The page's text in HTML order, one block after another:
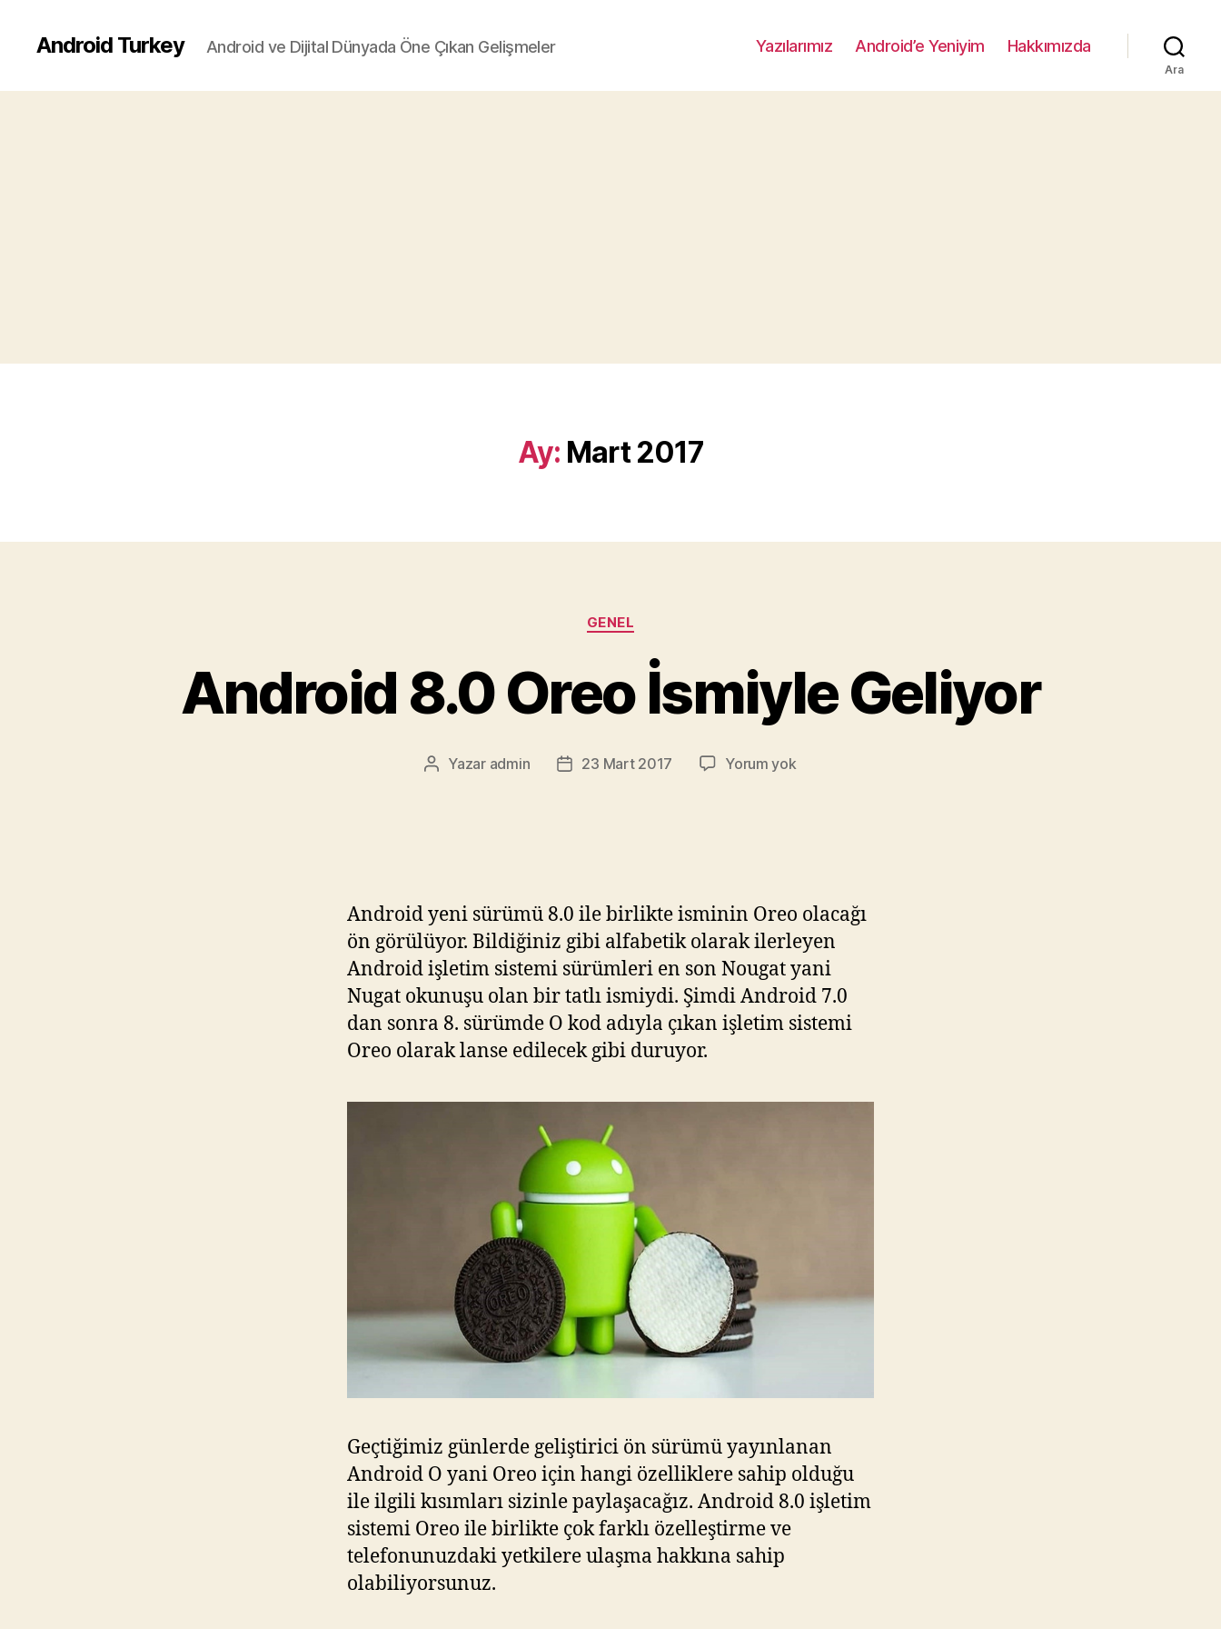
Android Turkey Android ve Dijital Dünyada Öne Çıkan Gelişmeler Yazılarımız Android’e Yeniyim Hakkımızda
Ara
Ay: Mart 2017
Kategoriler
GENEL
Android 8.0 Oreo İsmiyle Geliyor
Yazının
Yazar admin
Yazı23 Mart 2017 Yorum yokAndroid
Android yeni sürümü 8.0 ile birlikte isminin Oreo olacağı
ön görülüyor. Bildiğiniz gibi alfabetik olarak ilerleyen
Android işletim sistemi sürümleri en son Nougat yani
Nugat okunuşu olan bir tatlı ismiydi. Şimdi Android 7.0
dan sonra 8. sürümde O kod adıyla çıkan işletim sistemi
Oreo olarak lanse edilecek gibi duruyor.
Geçtiğimiz günlerde geliştirici ön sürümü yayınlanan
Android O yani Oreo için hangi özelliklere sahip olduğu
ile ilgili kısımları sizinle paylaşacağız. Android 8.0 işletim
sistemi Oreo ile birlikte çok farklı özelleştirme ve
telefonunuzdaki yetkilere ulaşma hakkına sahip
olabiliyorsunuz.